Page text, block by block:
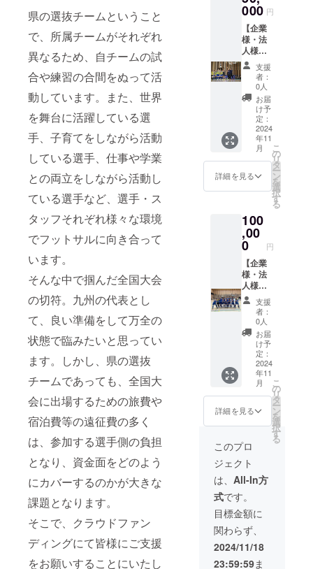
県の選抜チームということ
で、所属チームがそれぞれ
異なるため、自チームの試
合や練習の合間をぬって活
動しています。また、世界
を舞台に活躍している選
手、子育てをしながら活動
している選手、仕事や学業
との両立をしながら活動し
ている選手など、選手・ス
タッフそれぞれ様々な環境
でフットサルに向き合って
います。
そんな中で掴んだ全国大会
の切符。九州の代表とし
て、良い準備をして万全の
状態で臨みたいと思ってい
ます。しかし、県の選抜
チームであっても、全国大
会に出場するための旅費や
宿泊費等の遠征費の多く
は、参加する選手側の負担
となり、資金面をどのよう
にカバーするのかが大きな
課題となります。
そこで、クラウドファン
ディングにて皆様にご支援
をお願いすることにいたし
し、結
果報告
を致し
ます。
※詳細は
11月中
にメー
ルで連
絡し、
日程調
整を行
いま
す。
日時が
決定し
ました
数名で
訪問予
定。 ※
備考欄
に企
業・法
人名、
ご担当
者様の
氏名、
ご連絡
先、ご
住所の
記載を
お願い
致しま
す。 ※
有効期
3月まで
※プロ
ジェク
トオー
ナーの
交通
費・滞
在費：
リター
ン金額
に含ま
れま
000 円
【企業
様・法
人様向
け 結
果報告
のご挨
拶
50,000
円コー
ス】 大
会終了
後、選
手・ス
タッフ
が企業
様・法
訪問
し、結
果報告
を致し
ます。
※詳細は
11月中
にメー
ルで連
絡し、
日程調
整を行
いま
す。
日時が
決定し
ました
ら、選
手・ス
タッフ
数名で
訪問予
定。 ※
備考欄
に企
業・法
人名、
ご担当
者様の
氏名、
ご連絡
先、ご
支援
者：
0人
お届
け予
定：
2024
年11
月
詳細を見る
こ
の
リ
タ
ー
ン
を
選
択
す
る
100
,00
0 円
【企業
様・法
人様向
け 結
果報告
のご挨
拶
100,000
円コー
ス】 大
会終了
後、選
手・ス
タッフ
が企業
様・法
人様へ
訪問
し、結
果報告
を致し
ます。
※詳細は
11月中
にメー
ルで連
絡し、
日程調
支援
者：
0人
お届
け予
定：
2024
年11
月
詳細を見る
こ
の
リ
タ
ー
ン
を
選
択
す
る
このプロ
ジェクト
は、 All-In方
式です。
目標金額に
関わらず、
2024/11/18
23:59:59ま